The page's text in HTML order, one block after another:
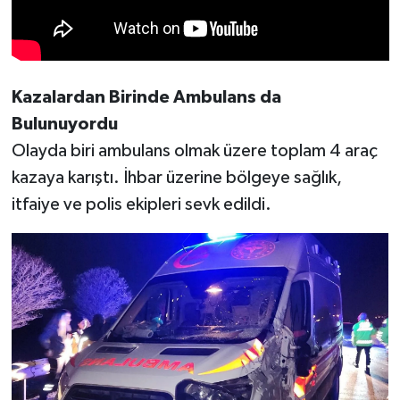
Kazalardan Birinde Ambulans da
Bulunuyordu
Olayda biri ambulans olmak üzere toplam 4 araç
kazaya karıştı. İhbar üzerine bölgeye sağlık,
itfaiye ve polis ekipleri sevk edildi.
OTOMOBİL
MİZAH
TARİH
Genel
Politika
YEREL
BÖLGEDEN